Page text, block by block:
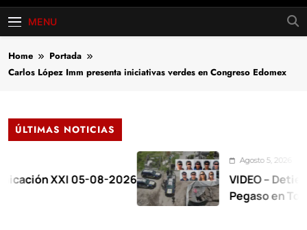
XXI
MENU
Home
Portada
Carlos López Imm presenta iniciativas verdes en Congreso Edomex
ÚLTIMAS NOTICIAS
XXI 05-08-2026
Agosto 5, 2026
VIDEO – Detienen a 17
Pegaso en Toluca